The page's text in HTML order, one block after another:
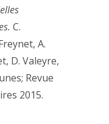
C.
A.
D. Valeyre,
Revue
2015.